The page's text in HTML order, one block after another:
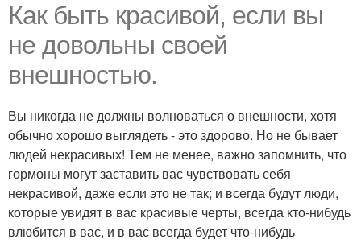
Как быть красивой, если вы
не довольны своей
внешностью.
Вы никогда не должны волноваться о внешности, хотя
обычно хорошо выглядеть - это здорово. Но не бывает
людей некрасивых! Тем не менее, важно запомнить, что
гормоны могут заставить вас чувствовать себя
некрасивой, даже если это не так; и всегда будут люди,
которые увидят в вас красивые черты, всегда кто-нибудь
влюбится в вас, и в вас всегда будет что-нибудь